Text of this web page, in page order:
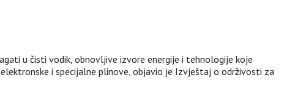
u čisti vodik, obnovljive izvore energije i tehnologije koje
i specijalne plinove, objavio je Izvještaj o održivosti za